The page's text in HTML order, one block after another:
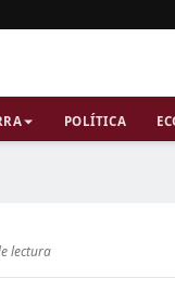
POLÍTICA
lectura